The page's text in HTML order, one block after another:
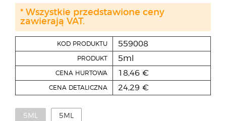
KOD PRODUKTU 559008
PRODUKT 5ml
CENA HURTOWA 18,46 €
CENA DETALICZNA 24,29 €
5ML 5ML
* Wszystkie przedstawione ceny
zawierają VAT.